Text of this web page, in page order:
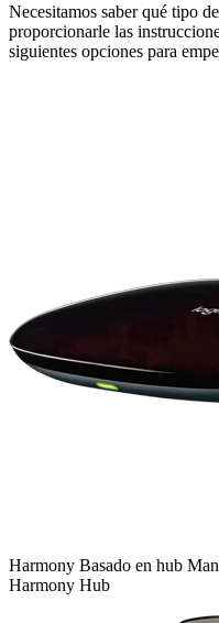
Necesitamos saber qué tipo
proporcionarle las
siguientes opciones para
Harmony Basado en hub
Harmony Hub